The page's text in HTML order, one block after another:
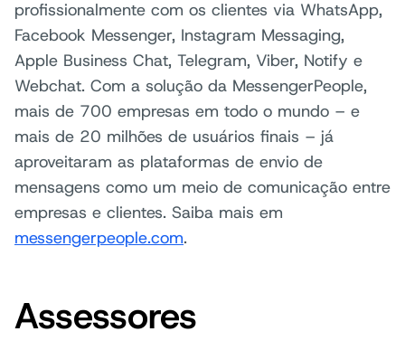
profissionalmente com os clientes via WhatsApp,
Facebook Messenger, Instagram Messaging,
Apple Business Chat, Telegram, Viber, Notify e
Webchat. Com a solução da MessengerPeople,
mais de 700 empresas em todo o mundo – e
mais de 20 milhões de usuários finais – já
aproveitaram as plataformas de envio de
mensagens como um meio de comunicação entre
empresas e clientes. Saiba mais em
messengerpeople.com.
Assessores